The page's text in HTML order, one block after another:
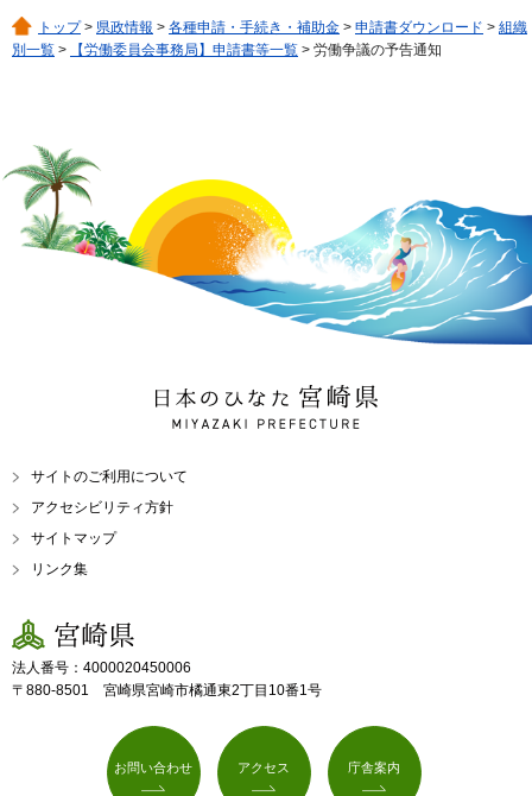
トップ> 県政情報 > 各種申請・手続き・補助金 > 申請書ダウンロード > 組織
別一覧 > 【労働委員会事務局】申請書等一覧 > 労働争議の予告通知
日本のひなた 宮崎県
MIYAZAKI PREFECTURE
サイトのご利用について
アクセシビリティ方針
サイトマップ
リンク集
宮崎県
法人番号：4000020450006
〒880-8501 宮崎県宮崎市橘通東2丁目10番1号
お問い合わせ アクセス 庁舎案内